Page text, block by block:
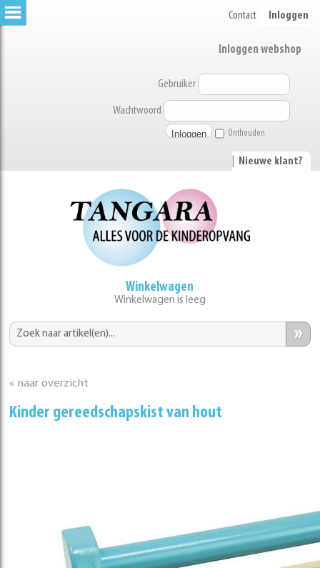
Contact Inloggen
Inloggen webshop
Gebruiker
Wachtwoord
Onthouden
Nieuwe klant?
Winkelwagen
Winkelwagen is leeg
»
« naar overzicht
Kinder gereedschapskist van hout